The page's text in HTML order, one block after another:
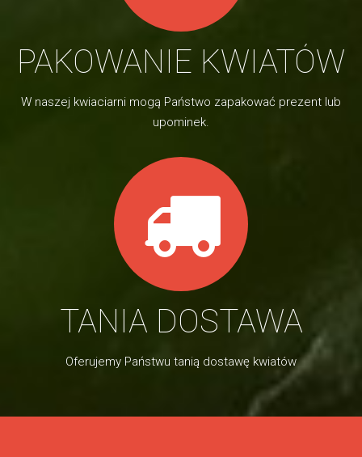
PAKOWANIE KWIATÓW
W naszej kwiaciarni mogą Państwo zapakować prezent lub
upominek.
TANIA DOSTAWA
Oferujemy Państwu tanią dostawę kwiatów